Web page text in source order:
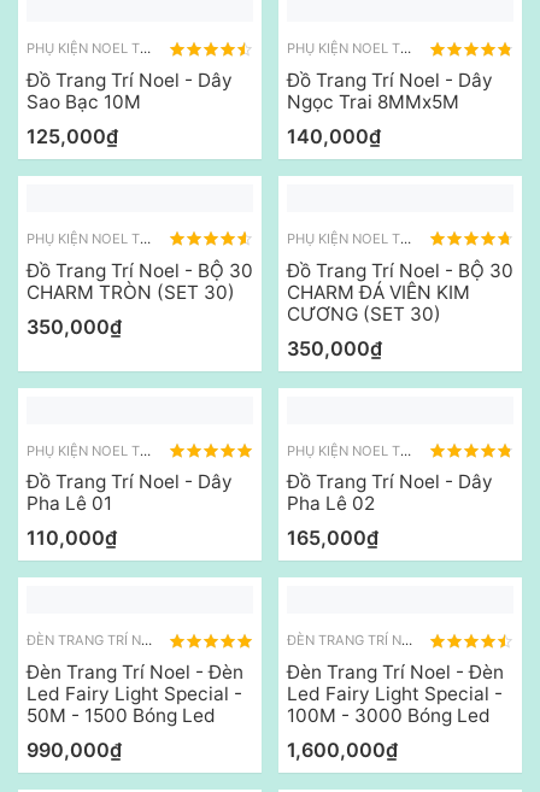
PHỤ KIỆN NOEL TREO
Đồ Trang Trí Noel - Dây
Sao Bạc 10M
125,000₫
PHỤ KIỆN NOEL TREO
Đồ Trang Trí Noel - Dây
Ngọc Trai 8MMx5M
140,000₫
PHỤ KIỆN NOEL TREO
Đồ Trang Trí Noel - BỘ 30
CHARM TRÒN (SET 30)
350,000₫
PHỤ KIỆN NOEL TREO
Đồ Trang Trí Noel - BỘ 30
CHARM ĐÁ VIÊN KIM
CƯƠNG (SET 30)
350,000₫
PHỤ KIỆN NOEL TREO
Đồ Trang Trí Noel - Dây
Pha Lê 01
110,000₫
PHỤ KIỆN NOEL TREO
Đồ Trang Trí Noel - Dây
Pha Lê 02
165,000₫
ĐÈN TRANG TRÍ NOEL
Đèn Trang Trí Noel - Đèn
Led Fairy Light Special -
50M - 1500 Bóng Led
990,000₫
ĐÈN TRANG TRÍ NOEL
Đèn Trang Trí Noel - Đèn
Led Fairy Light Special -
100M - 3000 Bóng Led
1,600,000₫